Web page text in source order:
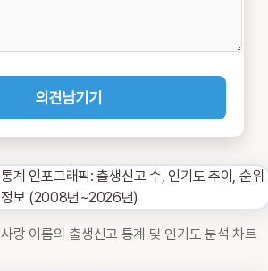
의견남기기
사랑 이름의 출생신고 통계 및 인기도 분석 차트